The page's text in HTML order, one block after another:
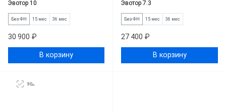
Эвотор 10
Без ФН 15 мес 36 мес
30 900 ₽
В корзину
Эвотор 7.3
Без ФН 15 мес 36 мес
27 400 ₽
В корзину